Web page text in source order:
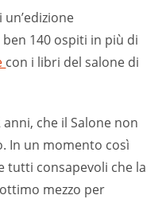
140 ospiti in più di
con i libri del salone di
che il Salone non
In un momento così
tutti consapevoli che la
mezzo per